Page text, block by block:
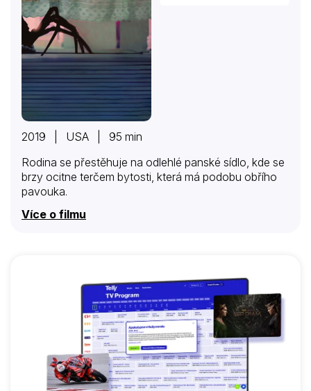
2019 | USA | 95 min
Rodina se přestěhuje na odlehlé panské sídlo, kde se
brzy ocitne terčem bytosti, která má podobu obřího
pavouka.
Více o filmu